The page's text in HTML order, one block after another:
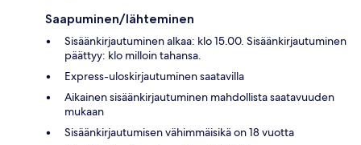
Saapuminen/lähteminen
Sisäänkirjautuminen alkaa: klo 15.00. Sisäänkirjautuminen
päättyy: klo milloin tahansa.
Express-uloskirjautuminen saatavilla
Aikainen sisäänkirjautuminen mahdollista saatavuuden
mukaan
Sisäänkirjautumisen vähimmäisikä on 18 vuotta